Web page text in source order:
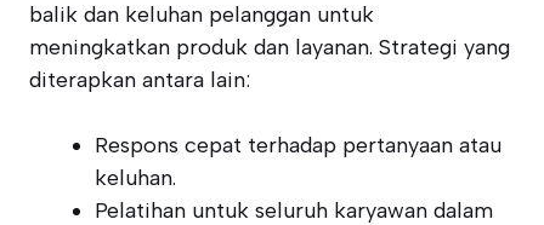
balik dan keluhan pelanggan untuk
meningkatkan produk dan layanan. Strategi yang
diterapkan antara lain:
Respons cepat terhadap pertanyaan atau
keluhan.
Pelatihan untuk seluruh karyawan dalam